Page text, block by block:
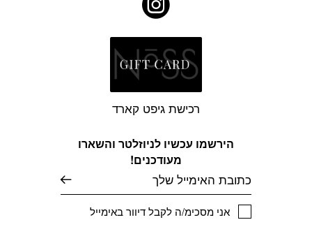
הירשמו עכשיו לניוזלטר והשארו
מעודכנים!
אני מסכימ/ה לקבל דיוור באימייל
רכישת גיפט קארד